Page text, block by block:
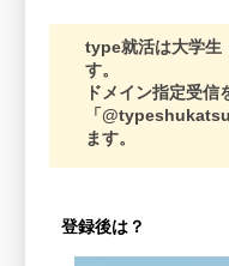
type就活は大学生
す。
ドメイン指定受信
「
ます。
登録後は？